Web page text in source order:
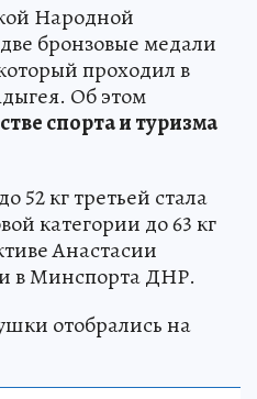
Народной
бронзовые медали
проходил в
Об этом
спорта и туризма
52 кг третьей стала
категории до 63 кг
Анастасии
в Минспорта ДНР.
отобрались на